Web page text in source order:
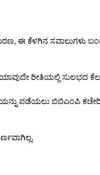
ಈ ಕೆಳಗಿನ ಸವಾಲುಗಳು
ರೀತಿಯಲ್ಲಿ ಸುಲಭದ
ಪಡೆಯಲು ಬಿಬಿಎಂಪಿ